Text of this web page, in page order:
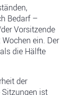
Bedarf –
Vorsitzende
ein. Der
die Hälfte
der
ist